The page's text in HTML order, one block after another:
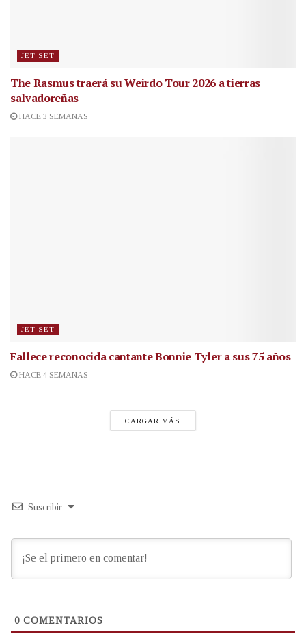
JET SET
The Rasmus traerá su Weirdo Tour 2026 a tierras
salvadoreñas
HACE 3 SEMANAS
JET SET
Fallece reconocida cantanteBonnie Tyler a sus 75 años
HACE 4 SEMANAS
CARGAR MÁS
Suscribir
0 COMENTARIOS